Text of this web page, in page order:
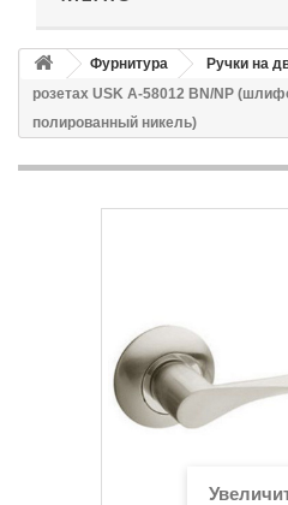
Фурнитура Ручки на
розетах USK A-58012 BN/NP
полированный никель)